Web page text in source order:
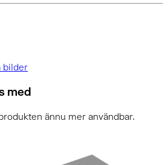
bilder
med
ännu mer användbar.